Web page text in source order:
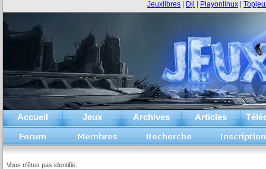
Accueil Jeux Archives Articles
Jeuxlibres Djl Playonlinux
Vous n'êtes pas identifié.